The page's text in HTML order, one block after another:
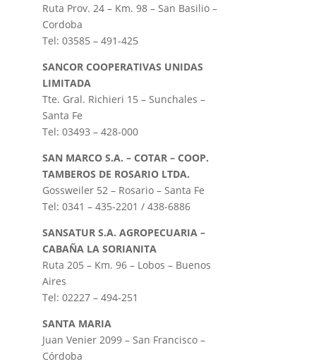
Ruta Prov. 24 – Km. 98 – San Basilio –
Cordoba
Tel: 03585 – 491-425
SANCOR COOPERATIVAS UNIDAS
LIMITADA
Tte. Gral. Richieri 15 – Sunchales –
Santa Fe
Tel: 03493 – 428-000
SAN MARCO S.A. – COTAR – COOP.
TAMBEROS DE ROSARIO LTDA.
Gossweiler 52 – Rosario – Santa Fe
Tel: 0341 – 435-2201 / 438-6886
SANSATUR S.A. AGROPECUARIA –
CABAÑA LA SORIANITA
Ruta 205 – Km. 96 – Lobos – Buenos
Aires
Tel: 02227 – 494-251
SANTA MARIA
Juan Venier 2099 – San Francisco –
Córdoba